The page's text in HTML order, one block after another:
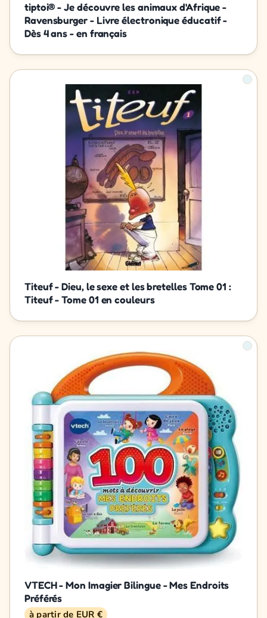
tiptoi® - Je découvre les animaux d'Afrique -
Ravensburger - Livre électronique éducatif -
Dès 4 ans - en français
Titeuf - Dieu, le sexe et les bretelles Tome 01 :
Titeuf - Tome 01 en couleurs
VTECH - Mon Imagier Bilingue - Mes Endroits
Préférés
à partir de EUR €